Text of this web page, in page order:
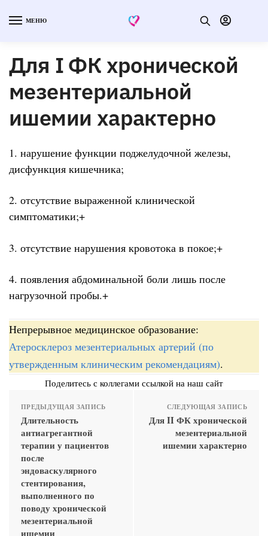
МЕНЮ
Для I ФК хронической
мезентериальной
ишемии характерно
1. нарушение функции поджелудочной железы,
дисфункция кишечника;
2. отсутствие выраженной клинической
симптоматики;+
3. отсутствие нарушения кровотока в покое;+
4. появления абдоминальной боли лишь после
нагрузочной пробы.+
Непрерывное медицинское образование:
Атеросклероз мезентериальных артерий (по
утвержденным клиническим рекомендациям).
Поделитесь с коллегами ссылкой на наш сайт
ПРЕДЫДУЩАЯ ЗАПИСЬ
Длительность
антиагрегантной
терапии у пациентов
после
эндоваскулярного
стентирования,
выполненного по
поводу хронической
мезентериальной
ишемии
СЛЕДУЮЩАЯ ЗАПИСЬ
Для II ФК хронической
мезентериальной
ишемии характерно